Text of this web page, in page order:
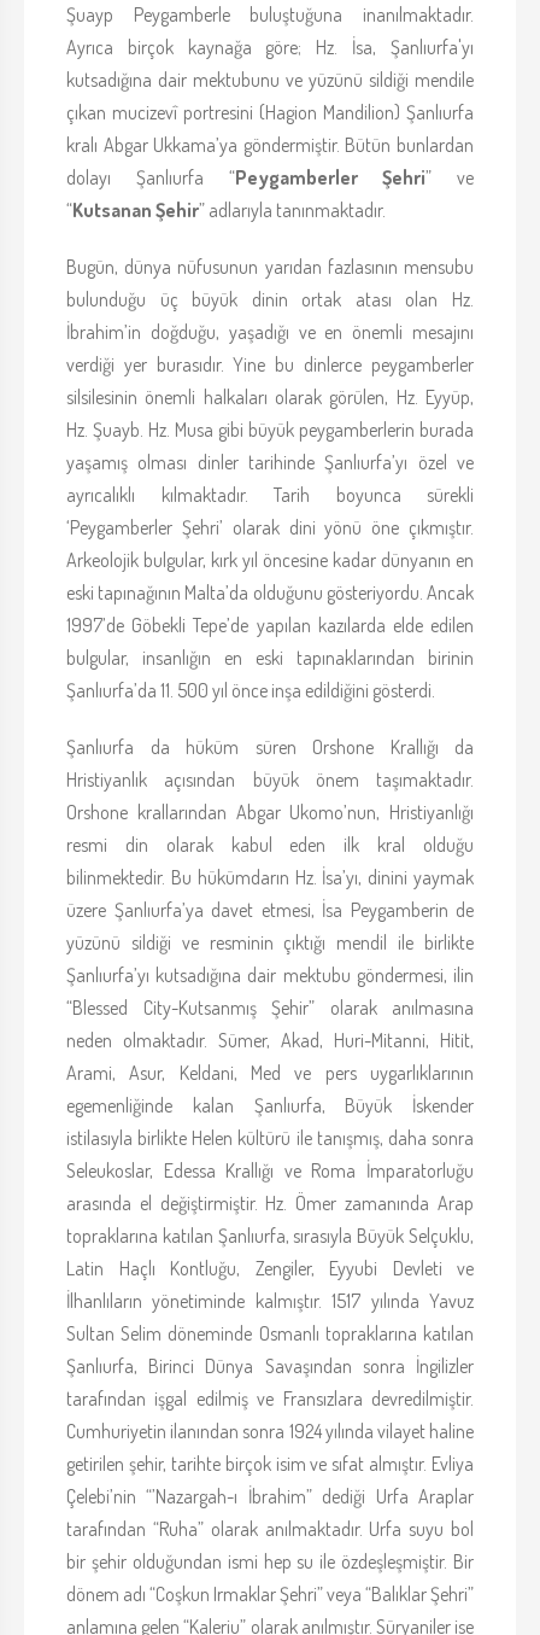
Şuayp Peygamberle buluştuğuna inanılmaktadır.
Ayrıca birçok kaynağa göre; Hz. İsa, Şanlıurfa'yı
kutsadığına dair mektubunu ve yüzünü sildiği mendile
çıkan mucizevî portresini (Hagion Mandilion) Şanlıurfa
kralı Abgar Ukkama’ya göndermiştir. Bütün bunlardan
dolayı Şanlıurfa “Peygamberler Şehri” ve
“Kutsanan Şehir” adlarıyla tanınmaktadır.
Bugün, dünya nüfusunun yarıdan fazlasının mensubu
bulunduğu üç büyük dinin ortak atası olan Hz.
İbrahim’in doğduğu, yaşadığı ve en önemli mesajını
verdiği yer burasıdır. Yine bu dinlerce peygamberler
silsilesinin önemli halkaları olarak görülen, Hz. Eyyüp,
Hz. Şuayb. Hz. Musa gibi büyük peygamberlerin burada
yaşamış olması dinler tarihinde Şanlıurfa’yı özel ve
ayrıcalıklı kılmaktadır. Tarih boyunca sürekli
‘Peygamberler Şehri’ olarak dini yönü öne çıkmıştır.
Arkeolojik bulgular, kırk yıl öncesine kadar dünyanın en
eski tapınağının Malta’da olduğunu gösteriyordu. Ancak
1997’de Göbekli Tepe’de yapılan kazılarda elde edilen
bulgular, insanlığın en eski tapınaklarından birinin
Şanlıurfa’da 11. 500 yıl önce inşa edildiğini gösterdi.
Şanlıurfa da hüküm süren Orshone Krallığı da
Hristiyanlık açısından büyük önem taşımaktadır.
Orshone krallarından Abgar Ukomo’nun, Hristiyanlığı
resmi din olarak kabul eden ilk kral olduğu
bilinmektedir. Bu hükümdarın Hz. İsa’yı, dinini yaymak
üzere Şanlıurfa’ya davet etmesi, İsa Peygamberin de
yüzünü sildiği ve resminin çıktığı mendil ile birlikte
Şanlıurfa’yı kutsadığına dair mektubu göndermesi, ilin
“Blessed City-Kutsanmış Şehir” olarak anılmasına
neden olmaktadır. Sümer, Akad, Huri-Mitanni, Hitit,
Arami, Asur, Keldani, Med ve pers uygarlıklarının
egemenliğinde kalan Şanlıurfa, Büyük İskender
istilasıyla birlikte Helen kültürü ile tanışmış, daha sonra
Seleukoslar, Edessa Krallığı ve Roma İmparatorluğu
arasında el değiştirmiştir. Hz. Ömer zamanında Arap
topraklarına katılan Şanlıurfa, sırasıyla Büyük Selçuklu,
Latin Haçlı Kontluğu, Zengiler, Eyyubi Devleti ve
İlhanlıların yönetiminde kalmıştır. 1517 yılında Yavuz
Sultan Selim döneminde Osmanlı topraklarına katılan
Şanlıurfa, Birinci Dünya Savaşından sonra İngilizler
tarafından işgal edilmiş ve Fransızlara devredilmiştir.
Cumhuriyetin ilanından sonra 1924 yılında vilayet haline
getirilen şehir, tarihte birçok isim ve sıfat almıştır. Evliya
Çelebi’nin “’Nazargah-ı İbrahim” dediği Urfa Araplar
tarafından “Ruha” olarak anılmaktadır. Urfa suyu bol
bir şehir olduğundan ismi hep su ile özdeşleşmiştir. Bir
dönem adı “Coşkun Irmaklar Şehri” veya “Balıklar Şehri”
anlamına gelen “Kaleriu” olarak anılmıştır. Süryaniler ise